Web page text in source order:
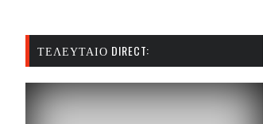
ΤΕΛΕΥΤΑΊΟ DIRECT: